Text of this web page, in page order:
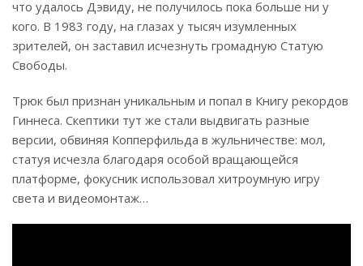
что удалось Дэвиду, не получилось пока больше ни у
кого. В 1983 году, на глазах у тысяч изумленных
зрителей, он заставил исчезнуть громадную Статую
Свободы.
Трюк был признан уникальным и попал в Книгу рекордов
Гиннеса. Скептики тут же стали выдвигать разные
версии, обвиняя Копперфильда в жульничестве: мол,
статуя исчезла благодаря особой вращающейся
платформе, фокусник использовал хитроумную игру
света и видеомонтаж…